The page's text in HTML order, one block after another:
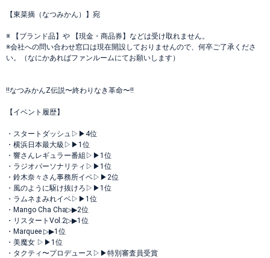
【東菜摘（なつみかん）】宛
※ 【ブランド品】や 【現金・商品券】などは受け取れません。
※会社への問い合わせ窓口は現在開設しておりませんので、何卒ご了承くださ
い。（なにかあればファンルームにてお願いします）
‼️なつみかんZ伝説〜終わりなき革命〜‼️
【イベント履歴】
・スタートダッシュ▷▶︎4位
・横浜日本最大級▷▶︎1位
・響さんレギュラー番組▷▶︎1位
・ラジオパーソナリティ▷▶︎1位
・鈴木奈々さん事務所イベ▷▶︎2位
・風のように駆け抜けろ▷▶︎1位
・ラムネまみれイベ▷▶︎1位
・Mango Cha Cha▷▶︎2位
・リスタートVol.2▷▶︎1位
・Marquee ▷▶︎1位
・美魔女 ▷▶︎1位
・タクティ〜プロデュース▷▶︎特別審査員受賞